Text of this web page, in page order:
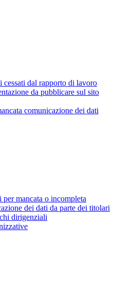
cessati dal rapporto di lavoro
da pubblicare sul sito
comunicazione dei dati
per mancata o incompleta
dei dati da parte dei titolari
dirigenziali